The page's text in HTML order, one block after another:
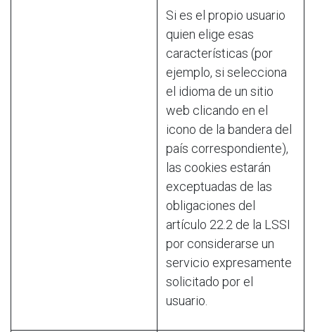
Si es el propio usuario
quien elige esas
características (por
ejemplo, si selecciona
el idioma de un sitio
web clicando en el
icono de la bandera del
país correspondiente),
las cookies estarán
exceptuadas de las
obligaciones del
artículo 22.2 de la LSSI
por considerarse un
servicio expresamente
solicitado por el
usuario.